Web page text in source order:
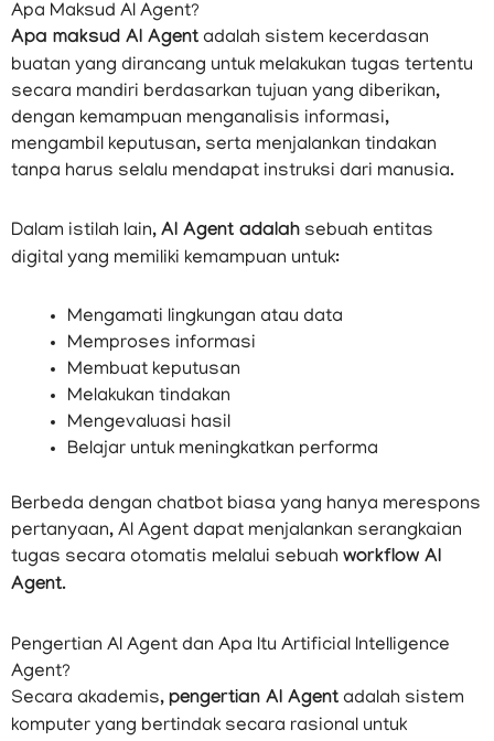
Apa Maksud AI Agent?
Apa maksud AI Agent adalah sistem kecerdasan
buatan yang dirancang untuk melakukan tugas tertentu
secara mandiri berdasarkan tujuan yang diberikan,
dengan kemampuan menganalisis informasi,
mengambil keputusan, serta menjalankan tindakan
tanpa harus selalu mendapat instruksi dari manusia.
Dalam istilah lain, AI Agent adalah sebuah entitas
digital yang memiliki kemampuan untuk:
Mengamati lingkungan atau data
Memproses informasi
Membuat keputusan
Melakukan tindakan
Mengevaluasi hasil
Belajar untuk meningkatkan performa
Berbeda dengan chatbot biasa yang hanya merespons
pertanyaan, AI Agent dapat menjalankan serangkaian
tugas secara otomatis melalui sebuah workflow AI
Agent.
Pengertian AI Agent dan Apa Itu Artificial Intelligence
Agent?
Secara akademis, pengertian AI Agent adalah sistem
komputer yang bertindak secara rasional untuk